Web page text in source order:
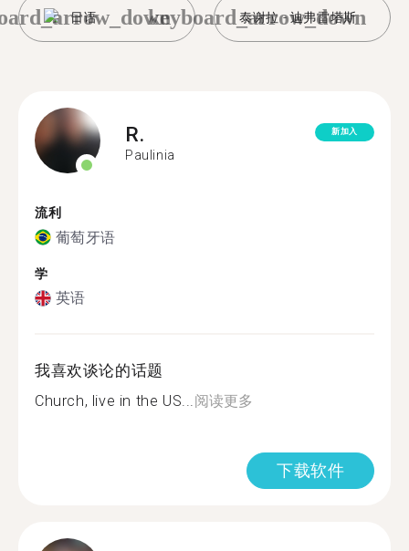
日语 泰谢拉 - 迪弗雷塔斯
keyboard_arrow_down
R.
Paulinia
新加入
流利
葡萄牙语
学
英语
我喜欢谈论的话题
Church, live in the US...阅读更多
下载软件